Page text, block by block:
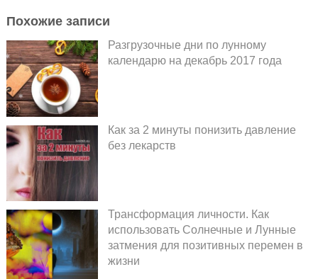
Похожие записи
Разгрузочные дни по лунному
календарю на декабрь 2017 года
Как за 2 минуты понизить давление
без лекарств
Трансформация личности. Как
использовать Солнечные и Лунные
затмения для позитивных перемен в
жизни